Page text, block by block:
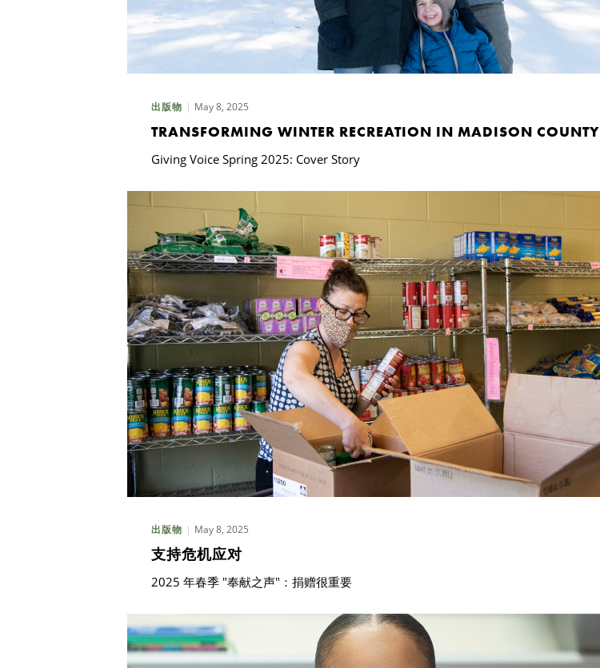
出版物 May 8, 2025
TRANSFORMING WINTER RECREATION IN MADISON COUNTY
Giving Voice Spring 2025: Cover Story
出版物 May 8, 2025
支持危机应对
2025 年春季 "奉献之声"：捐赠很重要